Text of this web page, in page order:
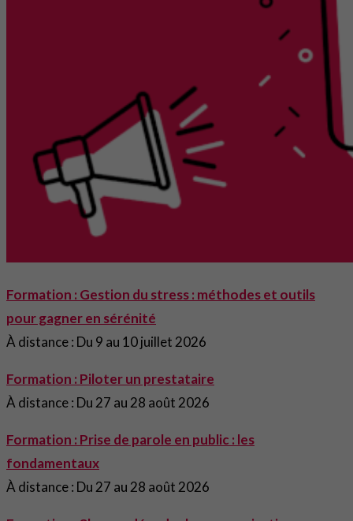
Formation : Gestion du stress : méthodes et outils
pour gagner en sérénité
À distance : Du 9 au 10 juillet 2026
Formation : Piloter un prestataire
À distance : Du 27 au 28 août 2026
Formation : Prise de parole en public : les
fondamentaux
À distance : Du 27 au 28 août 2026